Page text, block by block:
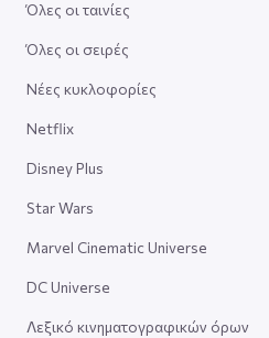
Όλες οι ταινίες
Όλες οι σειρές
Νέες κυκλοφορίες
Netflix
Disney Plus
Star Wars
Marvel Cinematic Universe
DC Universe
Λεξικό κινηματογραφικών όρων